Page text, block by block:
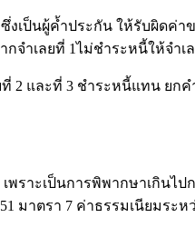
ซึ่งเป็นผู้ค้ำประกัน ให้รับผิด
จำเลยที่ 1ไม่ชำระหนี้ให้จำเ
2 และที่ 3 ชำระหนี้แทน ยก
ราะเป็นการพิพากษาเกินไ
ตรา 7 ค่าธรรมเนียมระห